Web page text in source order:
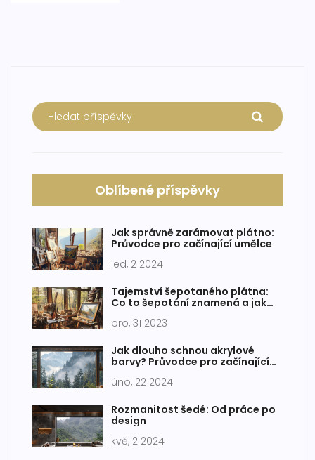
Oblíbené příspěvky
Jak správně zarámovat plátno:
Průvodce pro začínající umělce
led, 2 2024
Tajemství šepotaného plátna:
Co to šepotání znamená a jak
pro, 31 2023
Jak dlouho schnou akrylové
barvy? Průvodce pro začínající
úno, 22 2024
Rozmanitost šedé: Od práce po
design
kvě, 2 2024